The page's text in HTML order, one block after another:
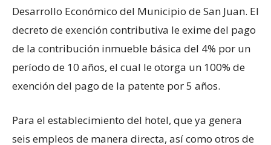
Desarrollo Económico del Municipio de San Juan. El
decreto de exención contributiva le exime del pago
de la contribución inmueble básica del 4% por un
período de 10 años, el cual le otorga un 100% de
exención del pago de la patente por 5 años.
Para el establecimiento del hotel, que ya genera
seis empleos de manera directa, así como otros de